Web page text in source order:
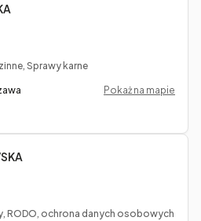
Sprawy karne
Pokaż na mapie
RODO, ochrona danych osobowych